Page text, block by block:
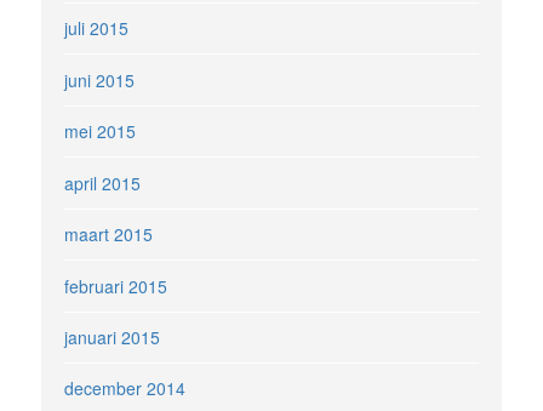
juli 2015
juni 2015
mei 2015
april 2015
maart 2015
februari 2015
januari 2015
december 2014